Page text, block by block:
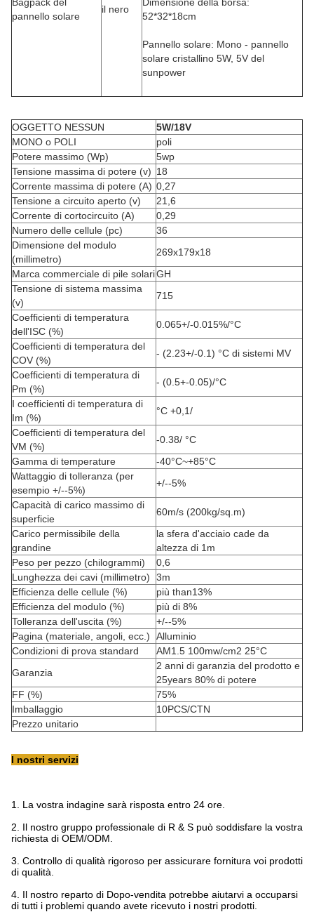
pannello solare
il nero
52*32*18cm
Pannello solare: Mono - pannello
solare cristallino 5W, 5V del
sunpower
OGGETTO NESSUN
5W/18V
MONO o POLI
poli
Potere massimo (Wp)
5wp
Tensione massima di potere (v) 18
Corrente massima di potere (A) 0,27
Tensione a circuito aperto (v)
21,6
Corrente di cortocircuito (A)
0,29
Numero delle cellule (pc)
36
Dimensione del modulo
(millimetro)
269x179x18
Marca commerciale di pile solariGH
Tensione di sistema massima
(v)
715
Coefficienti di temperatura
dell'ISC (%)
0.065+/-0.015%/°C
Coefficienti di temperatura del
COV (%)
- (2.23+/-0.1) °C di sistemi MV
Coefficienti di temperatura di
Pm (%)
- (0.5+-0.05)/°C
I coefficienti di temperatura di
Im (%)
°C +0,1/
Coefficienti di temperatura del
VM (%)
-0.38/ °C
Gamma di temperature
-40°C~+85°C
Wattaggio di tolleranza (per
esempio +/--5%)
+/--5%
Capacità di carico massimo di
superficie
60m/s (200kg/sq.m)
Carico permissibile della
grandine
la sfera d'acciaio cade da
altezza di 1m
Peso per pezzo (chilogrammi)
0,6
Lunghezza dei cavi (millimetro)
3m
Efficienza delle cellule (%)
più than13%
Efficienza del modulo (%)
più di 8%
Tolleranza dell'uscita (%)
+/--5%
Pagina (materiale, angoli, ecc.)
Alluminio
Condizioni di prova standard
AM1.5 100mw/cm2 25°C
Garanzia
2 anni di garanzia del prodotto e
25years 80% di potere
FF (%)
75%
Imballaggio
10PCS/CTN
Prezzo unitario
I nostri servizi
1. La vostra indagine sarà risposta entro 24 ore.
2. Il nostro gruppo professionale di R & S può soddisfare la vostra
richiesta di OEM/ODM.
3. Controllo di qualità rigoroso per assicurare fornitura voi prodotti
di qualità.
4. Il nostro reparto di Dopo-vendita potrebbe aiutarvi a occuparsi
di tutti i problemi quando avete ricevuto i nostri prodotti.